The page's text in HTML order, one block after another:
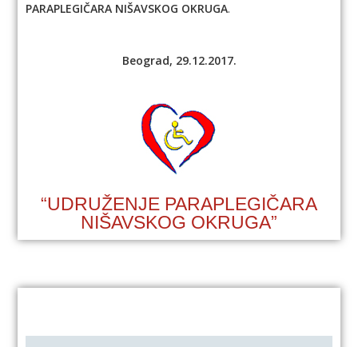
PARAPLEGIČARA NIŠAVSKOG OKRUGA.
Beograd, 29.12.2017.
“UDRUŽENJE PARAPLEGIČARA
NIŠAVSKOG OKRUGA”